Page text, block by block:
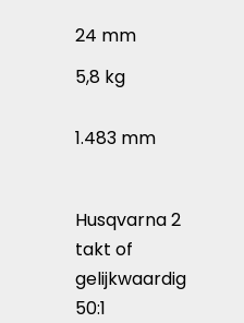
24 mm
5,8 kg
1.483 mm
Husqvarna 2
takt of
gelijkwaardig
50:1